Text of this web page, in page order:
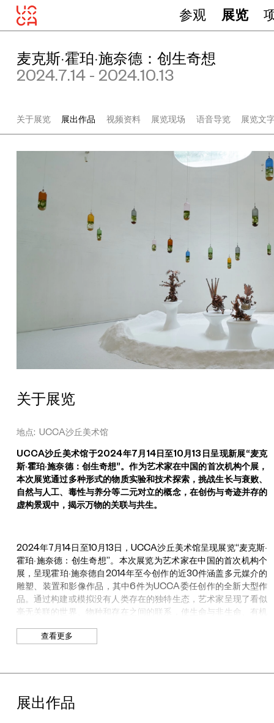
参观 展览
麦克斯·霍珀·施奈德：创生奇想
2024.7.14 - 2024.10.13
关于展览 展出作品 视频资料 展览现场 语音导览 展览文
关于展览
地点: UCCA沙丘美术馆
UCCA沙丘美术馆于2024年7月14日至10月13日呈现新展“麦克
斯·霍珀·施奈德：创生奇想”。作为艺术家在中国的首次机构个展，
本次展览通过多种形式的物质实验和技术探索，挑战生长与衰败、
自然与人工、毒性与养分等二元对立的概念，在创伤与奇迹并存的
虚构景观中，揭示万物的关联与共生。
2024年7月14日至10月13日，UCCA沙丘美术馆呈现展览“麦克斯·
霍珀·施奈德：创生奇想”。本次展览为艺术家在中国的首次机构个
展，呈现霍珀·施奈德自2014年至今创作的近30件涵盖多元媒介的
雕塑、装置和影像作品，其中6件为UCCA委任创作的全新大型作
品。通过构建或模拟没有人类存在的独特生态，艺术家呈现了看似
毫无关联的世界、物种和存在之间的联系，使生命与非生命、有机
创作方式。此次展览由UCCA策展人栾诗璇策划。
影响，认为所有物质，无论形态如何，均具有平等的能动性。他常
相关的生态系统，带领人们以超越个体寿命的地质时间尺度进行感
知和思考。展览标题“创生奇想”中的“创生”指向展览作品中的物质
查看更多
展出作品
珀
施
德
《
有
其
父
其
子
1
》
2
2
显
、